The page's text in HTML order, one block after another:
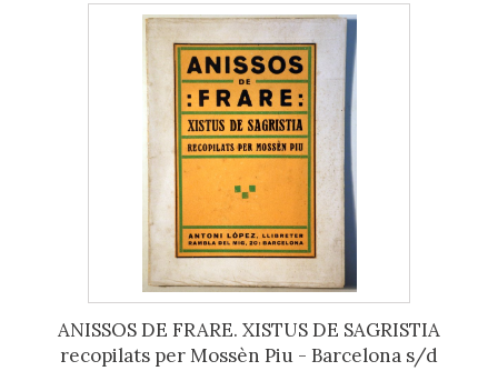
ANISSOS DE FRARE. XISTUS DE SAGRISTIA
recopilats per Mossèn Piu - Barcelona s/d